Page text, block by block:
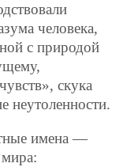
человека,
с природой
скука
неутоленности.
имена —